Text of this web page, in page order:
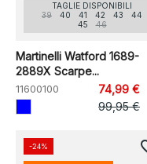
TAGLIE DISPONIBILI
39
40 41 42 43
44
45
46
Martinelli Watford 1689-
2889X Scarpe...
11600100
74,99 €
99,95 €
-24%